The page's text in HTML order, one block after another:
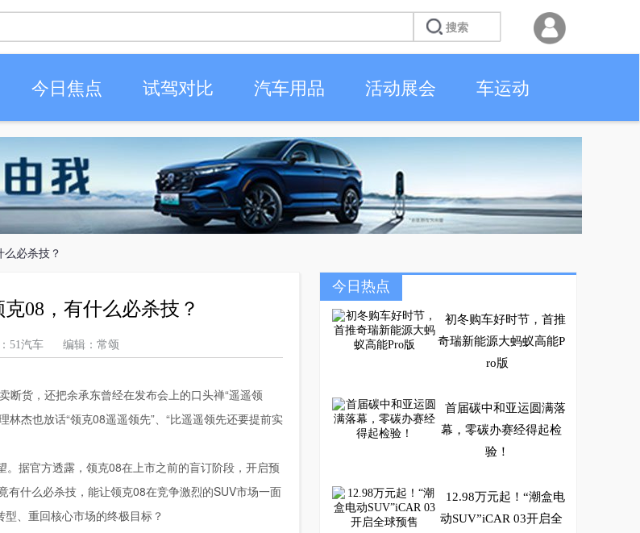
今日焦点 试驾对比 汽车用品 活动展会 车运动
么必杀技？
08，有什么必杀技？
：51汽车 编辑：常颂
货，还把余承东曾经在发布会上的口头禅“遥遥领
杰也放话“领克08遥遥领先”、“比遥遥领先还要提前实
据官方透露，领克08在上市之前的盲订阶段，开启预
什么必杀技，能让领克08在竞争激烈的SUV市场一面
、重回核心市场的终极目标？
今日热点
初冬购车好时节，首推
奇瑞新能源大蚂蚁高能P
ro版
首届碳中和亚运圆满落
幕，零碳办赛经得起检
验！
12.98万元起！“潮盒电
动SUV”iCAR 03开启全